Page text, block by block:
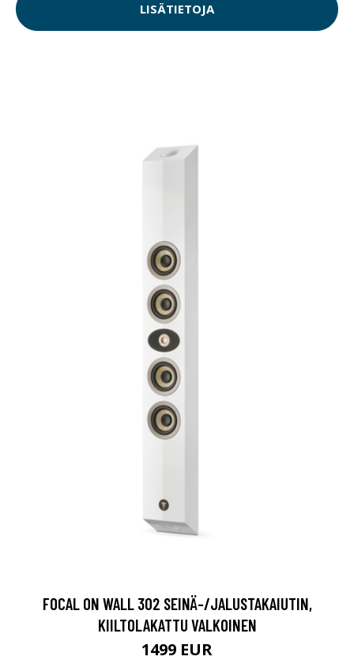
LISÄTIETOJA
FOCAL ON WALL 302 SEINÄ-/JALUSTAKAIUTIN,
KIILTOLAKATTU VALKOINEN
1499 EUR